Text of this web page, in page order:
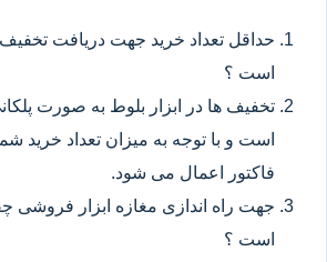
حداقل تعداد خرید جهت دریافت
است ؟
تخفیف ها در ابزار بلوط به صورت
است و با توجه به میزان تعداد خرید
فاکتور اعمال می شود.
جهت راه اندازی مغازه ابزار فروشی
است ؟